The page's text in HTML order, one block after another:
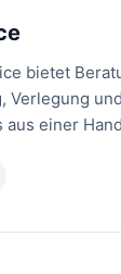
bietet
Verlegung und
aus einer